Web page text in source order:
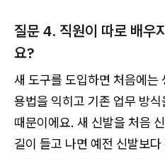
질문 4. 직원이 따로 배우
요?
새 도구를 도입하면 처음에는
용법을 익히고 기존 업무 방
때문이에요. 새 신발을 처음
길이 들고 나면 예전 신발보